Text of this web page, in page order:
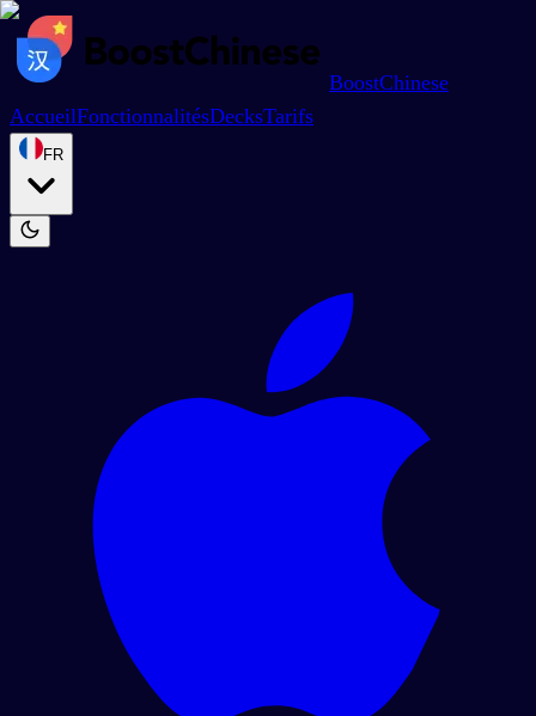
BoostChinese
AccueilFonctionnalitésDecksTarifs
FR